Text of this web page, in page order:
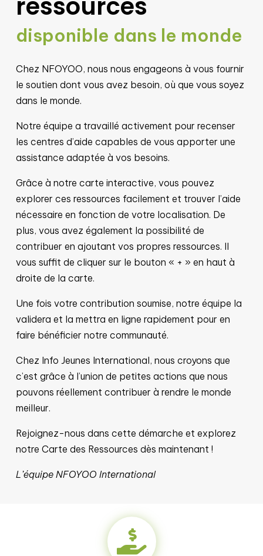
disponible dans le monde
Chez NFOYOO, nous nous engageons à vous fournir
le soutien dont vous avez besoin, où que vous soyez
dans le monde.
Notre équipe a travaillé activement pour recenser
les centres d’aide capables de vous apporter une
assistance adaptée à vos besoins.
Grâce à notre carte interactive, vous pouvez
explorer ces ressources facilement et trouver l’aide
nécessaire en fonction de votre localisation. De
plus, vous avez également la possibilité de
contribuer en ajoutant vos propres ressources. Il
vous suffit de cliquer sur le bouton « + » en haut à
droite de la carte.
Une fois votre contribution soumise, notre équipe la
validera et la mettra en ligne rapidement pour en
faire bénéficier notre communauté.
Chez Info Jeunes International, nous croyons que
c’est grâce à l’union de petites actions que nous
pouvons réellement contribuer à rendre le monde
meilleur.
Rejoignez-nous dans cette démarche et explorez
notre Carte des Ressources dès maintenant !
L’équipe NFOYOO International
